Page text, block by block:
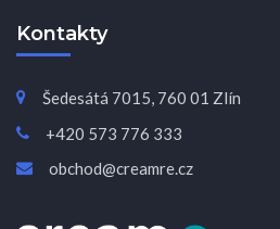
Kontakty
Šedesátá 7015, 760 01 Zlín
+420 573 776 333
obchod@creamre.cz